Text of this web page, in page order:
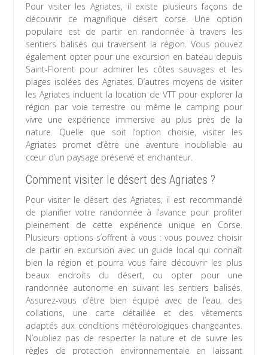
Pour visiter les Agriates, il existe plusieurs façons de
découvrir ce magnifique désert corse. Une option
populaire est de partir en randonnée à travers les
sentiers balisés qui traversent la région. Vous pouvez
également opter pour une excursion en bateau depuis
Saint-Florent pour admirer les côtes sauvages et les
plages isolées des Agriates. D’autres moyens de visiter
les Agriates incluent la location de VTT pour explorer la
région par voie terrestre ou même le camping pour
vivre une expérience immersive au plus près de la
nature. Quelle que soit l’option choisie, visiter les
Agriates promet d’être une aventure inoubliable au
cœur d’un paysage préservé et enchanteur.
Comment visiter le désert des Agriates ?
Pour visiter le désert des Agriates, il est recommandé
de planifier votre randonnée à l’avance pour profiter
pleinement de cette expérience unique en Corse.
Plusieurs options s’offrent à vous : vous pouvez choisir
de partir en excursion avec un guide local qui connaît
bien la région et pourra vous faire découvrir les plus
beaux endroits du désert, ou opter pour une
randonnée autonome en suivant les sentiers balisés.
Assurez-vous d’être bien équipé avec de l’eau, des
collations, une carte détaillée et des vêtements
adaptés aux conditions météorologiques changeantes.
N’oubliez pas de respecter la nature et de suivre les
règles de protection environnementale en laissant